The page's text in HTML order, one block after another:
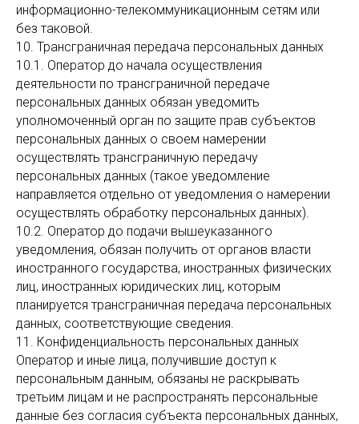
информационно-телекоммуникационным сетям или
без таковой.
10. Трансграничная передача персональных данных
10.1. Оператор до начала осуществления
деятельности по трансграничной передаче
персональных данных обязан уведомить
уполномоченный орган по защите прав субъектов
персональных данных о своем намерении
осуществлять трансграничную передачу
персональных данных (такое уведомление
направляется отдельно от уведомления о намерении
осуществлять обработку персональных данных).
10.2. Оператор до подачи вышеуказанного
уведомления, обязан получить от органов власти
иностранного государства, иностранных физических
лиц, иностранных юридических лиц, которым
планируется трансграничная передача персональных
данных, соответствующие сведения.
11. Конфиденциальность персональных данных
Оператор и иные лица, получившие доступ к
персональным данным, обязаны не раскрывать
третьим лицам и не распространять персональные
данные без согласия субъекта персональных данных,